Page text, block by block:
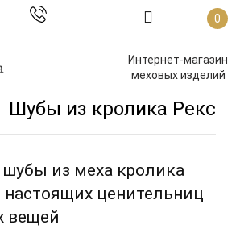
0
Интернет-магазин
меховых изделий
Шубы из кролика Рекс
из меха кролика
настоящих ценительниц
вещей